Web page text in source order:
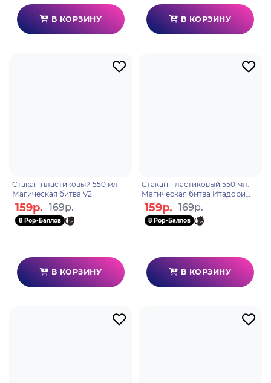
В КОРЗИНУ В КОРЗИНУ
Стакан пластиковый 550 мл.
Магическая битва V2
159р. 169р.
8 Pop-Баллов
В КОРЗИНУ
Стакан пластиковый 550 мл.
Магическая битва Итадори
Юдзи
159р. 169р.
8 Pop-Баллов
В КОРЗИНУ